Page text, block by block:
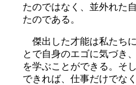
たのではなく、並外れた
たのである。
傑出した才能は私たち
とで自身のエゴに気づき
を学ぶことができる。そ
できれば、仕事だけでな